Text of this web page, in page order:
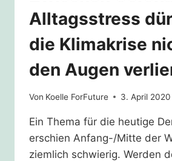
Alltagsstress
die Klimakrise
den Augen
Von Koelle ForFuture 3. April 2020
Ein Thema für die heutige
erschien Anfang-/Mitte der
ziemlich schwierig. Werden